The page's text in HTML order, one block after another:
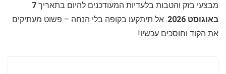
מבצעי בזק והטבות בלעדיות המעודכנים להיום בתאריך 7
באוגוסט 2026
. אל תיתקעו בקופה בלי הנחה – פשוט מעתיקים
את הקוד וחוסכים עכשיו!